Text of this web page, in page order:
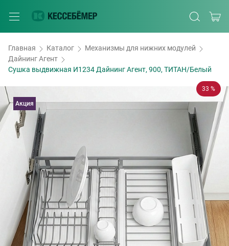
Главная Каталог
Механизмы для нижних модулей
Дайнинг Агент
Сушка выдвижная И1234 Дайнинг Агент, 900, ТИТАН/Белый
33 %
Акция